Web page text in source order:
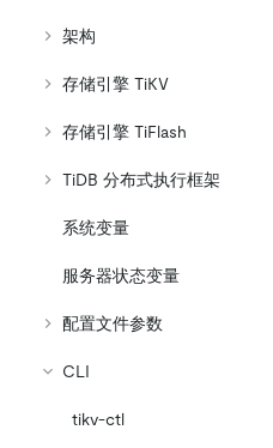
架构
存储引擎 TiKV
存储引擎 TiFlash
TiDB 分布式执行框架
系统变量
服务器状态变量
配置文件参数
CLI
tikv-ctl